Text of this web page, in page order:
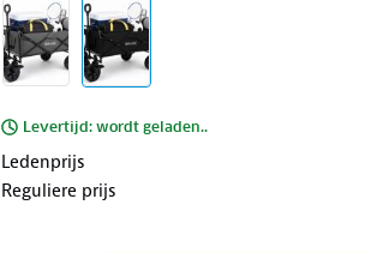
Levertijd: wordt geladen..
Ledenprijs
Reguliere prijs